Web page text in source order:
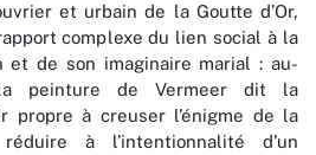
et urbain de la Goutte d’Or,
complexe du lien social à la
et de son imaginaire marial : au-
peinture de Vermeer dit la
propre à creuser l’énigme de la
à l’intentionnalité d’un